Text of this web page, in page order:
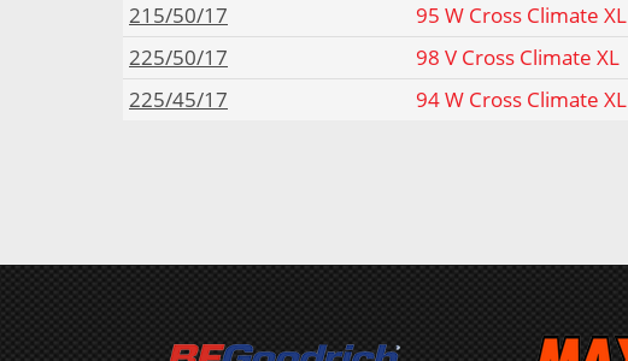
215/50/17
95 W Cross Climate XL
225/50/17
98 V Cross Climate XL
225/45/17
94 W Cross Climate XL